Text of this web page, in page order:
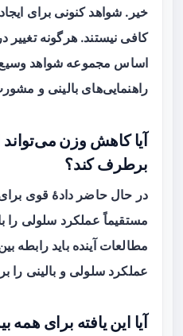
خیر. شواهد کنونی برای
کافی نیستند. هرگونه تغییر
اساس مجموعه شواهد
راهنمایی‌های بالینی و
آیا کاهش وزن
برطرف کند؟
در حال حاضر دادهٔ قوی
مستقیماً عملکرد سلولی را
مطالعات آینده باید رابطه
عملکرد سلولی و بالینی را